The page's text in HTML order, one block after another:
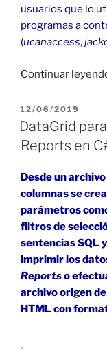
usuarios que lo
programas a
(ucanaccess,
Continuar
PUBLICADO
EL
12/06/2019
DataGrid
Reports en
Desde un
columnas se
parámetros
filtros de
sentencias SQL
imprimir los
Reportso
archivo origen
HTML con